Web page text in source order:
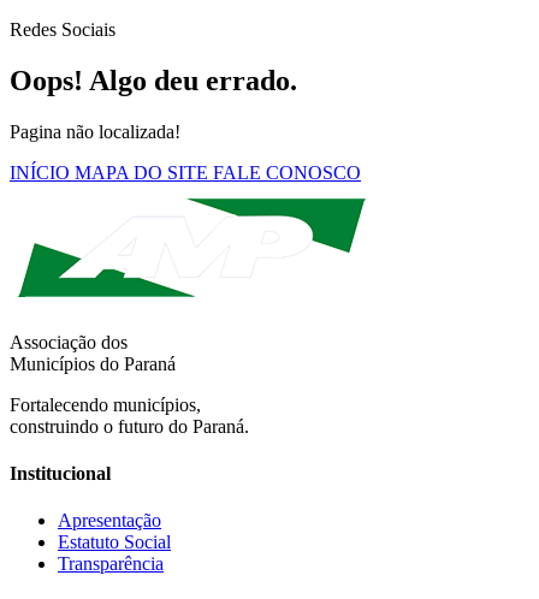
Redes Sociais
Oops! Algo deu errado.
Pagina não localizada!
INÍCIO MAPA DO SITE FALE CONOSCO
Associação dos
Municípios do Paraná
Fortalecendo municípios,
construindo o futuro do Paraná.
Institucional
Apresentação
Estatuto Social
Transparência